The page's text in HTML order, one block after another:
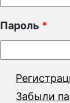
Пароль *
Забыли